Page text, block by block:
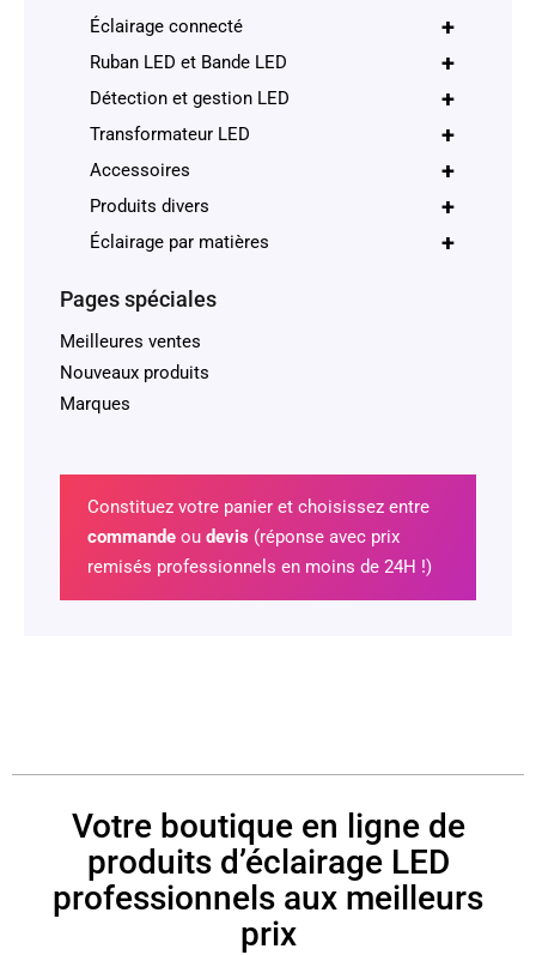
+
Éclairage connecté
+
Ruban LED et Bande LED
+
Détection et gestion LED
+
Transformateur LED
+
Accessoires
+
Produits divers
+
Éclairage par matières
Pages spéciales
Meilleures ventes
Nouveaux produits
Marques
Constituez votre panier et choisissez entre
commandeou devis (réponse avec prix
remisés professionnels en moins de 24H !)
Votre boutique en ligne de
produits d’éclairage LED
professionnels aux meilleurs
prix